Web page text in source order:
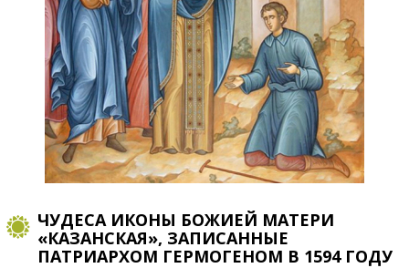
ЧУДЕСА ИКОНЫ БОЖИЕЙ МАТЕРИ
«КАЗАНСКАЯ», ЗАПИСАННЫЕ
ПАТРИАРХОМ ГЕРМОГЕНОМ В 1594 ГОДУ